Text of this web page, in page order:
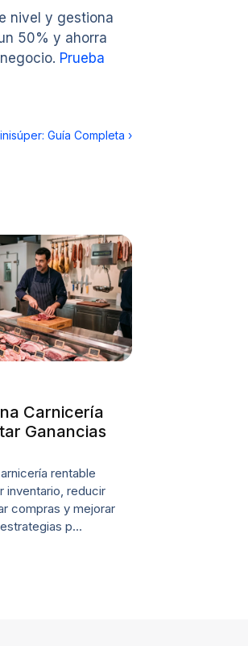
nivel y gestiona
50% y ahorra
Prueba
Guía Completa ›
Carnicería
Ganancias
rentable
inventario, reducir
compras y mejorar
p…